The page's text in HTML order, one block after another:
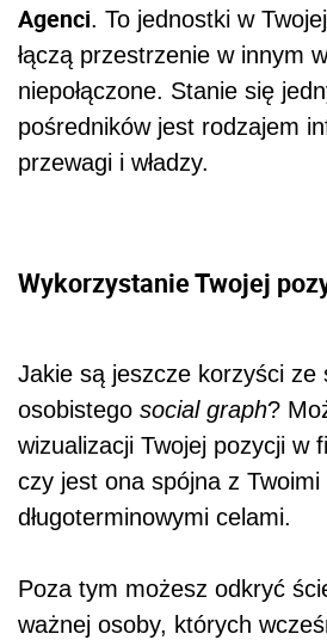
Agenci. To jednostki w
łączą przestrzenie w innym
niepołączone. Stanie się
pośredników jest rodzajem
przewagi i władzy.
Wykorzystanie Twojej
Jakie są jeszcze korzyści ze
osobistego social graph?
wizualizacji Twojej pozycji w
czy jest ona spójna z
długoterminowymi celami.
Poza tym możesz odkryć
ważnej osoby, których